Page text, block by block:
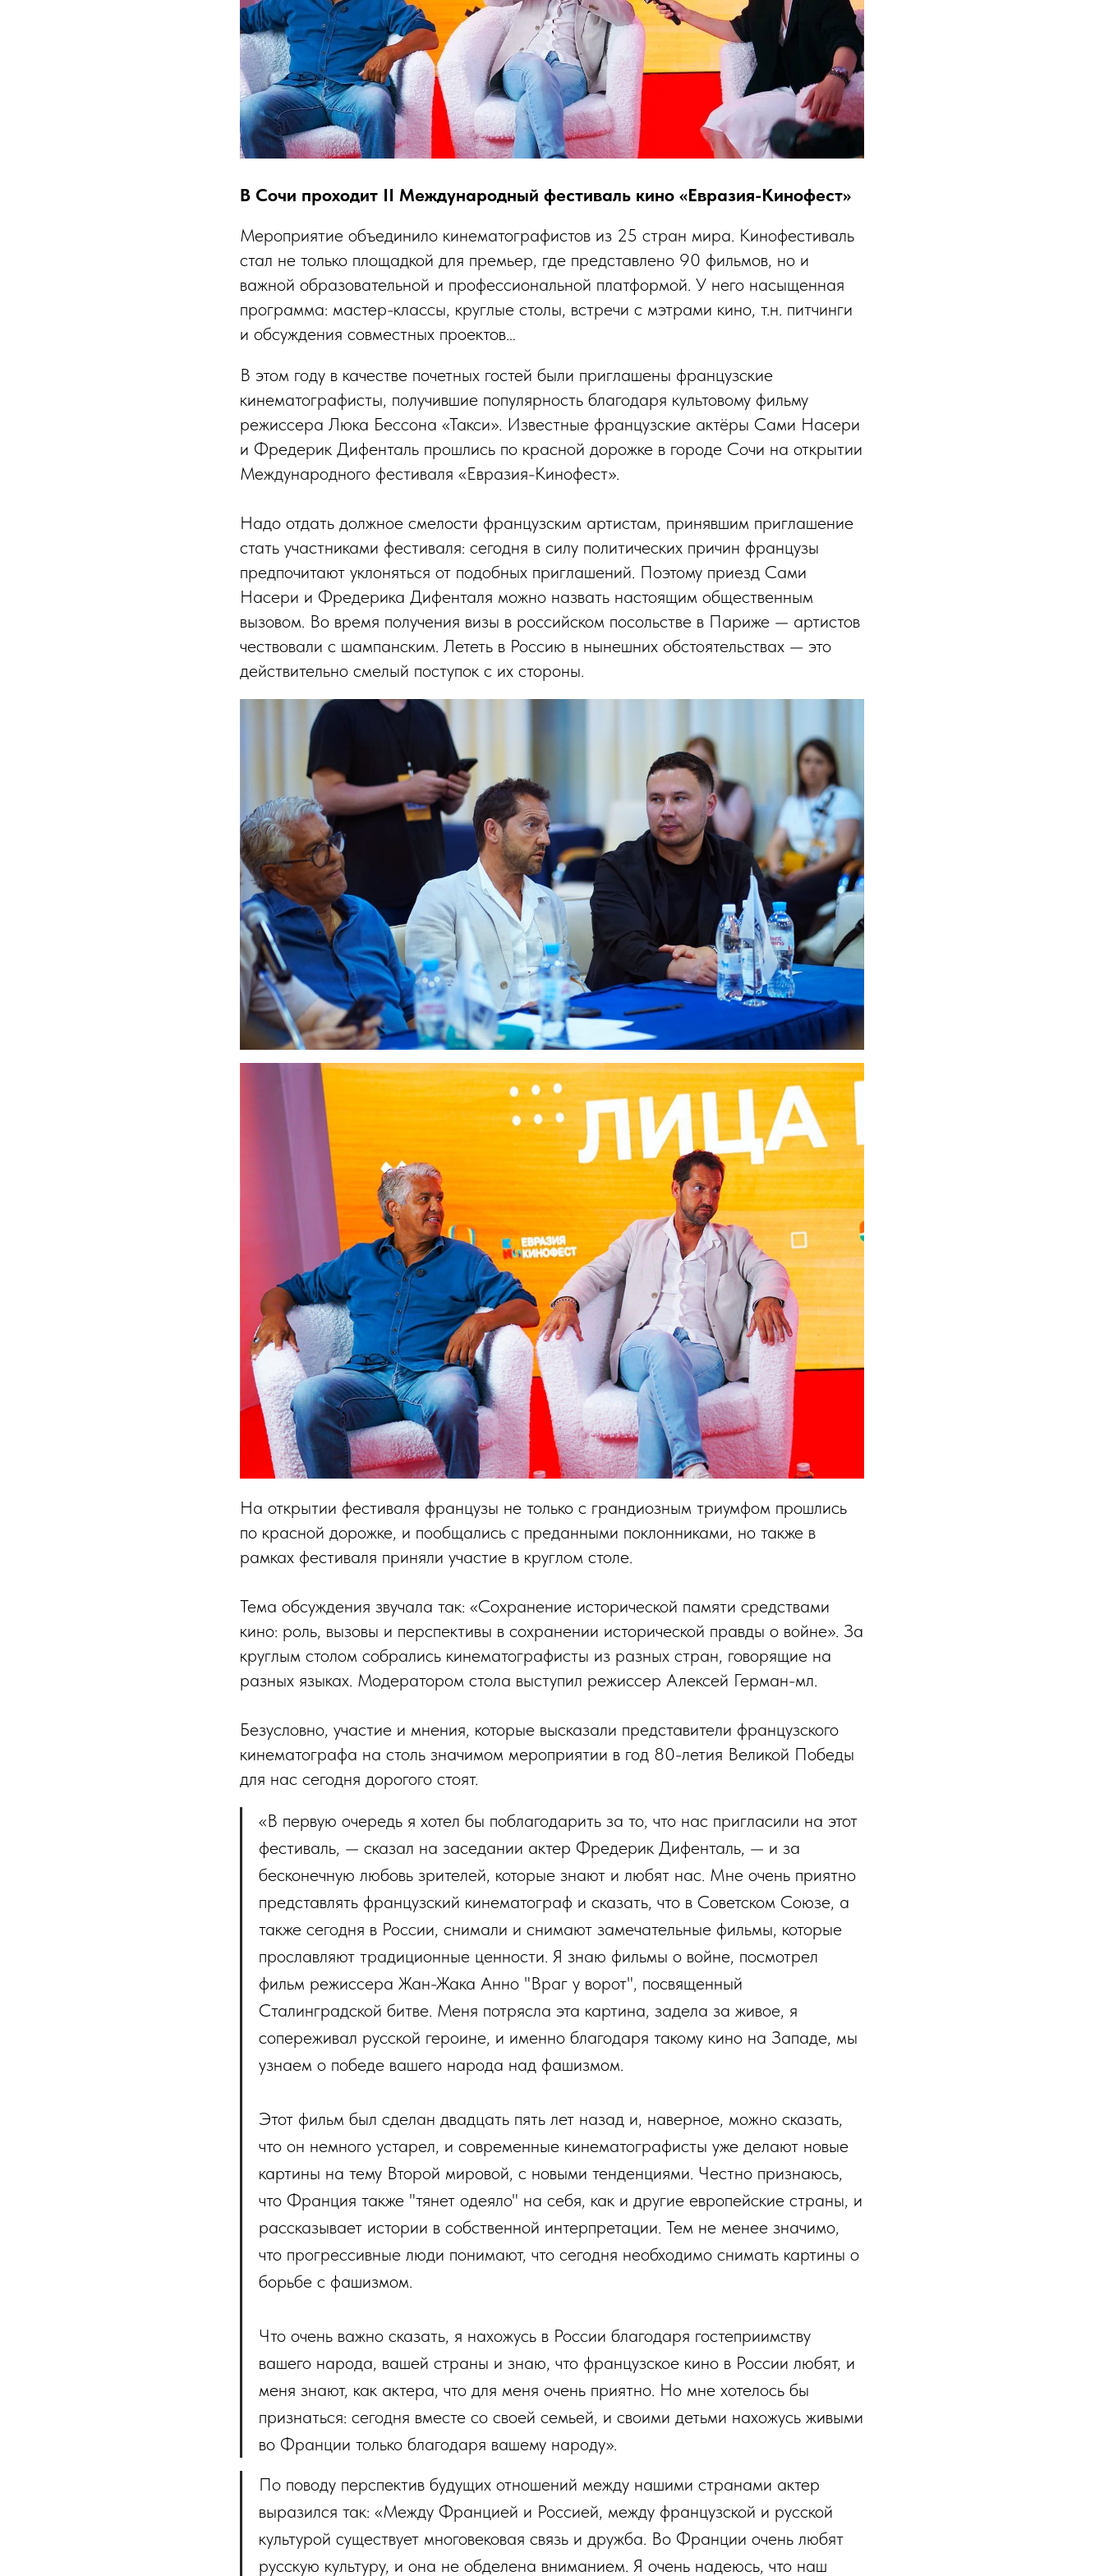
В Сочи проходит II Международный фестиваль кино «Евразия-Кинофест»
Мероприятие объединило кинематографистов из 25 стран мира. Кинофестиваль
стал не только площадкой для премьер, где представлено 90 фильмов, но и
важной образовательной и профессиональной платформой. У него насыщенная
программа: мастер-классы, круглые столы, встречи с мэтрами кино, т.н. питчинги
и обсуждения совместных проектов…
В этом году в качестве почетных гостей были приглашены французские
кинематографисты, получившие популярность благодаря культовому фильму
режиссера Люка Бессона «Такси». Известные французские актёры Сами Насери
и Фредерик Дифенталь прошлись по красной дорожке в городе Сочи на открытии
Международного фестиваля «Евразия-Кинофест».
Надо отдать должное смелости французским артистам, принявшим приглашение
стать участниками фестиваля: сегодня в силу политических причин французы
предпочитают уклоняться от подобных приглашений. Поэтому приезд Сами
Насери и Фредерика Дифенталя можно назвать настоящим общественным
вызовом. Во время получения визы в российском посольстве в Париже — артистов
чествовали с шампанским. Лететь в Россию в нынешних обстоятельствах — это
действительно смелый поступок с их стороны.
На открытии фестиваля французы не только с грандиозным триумфом прошлись
по красной дорожке, и пообщались с преданными поклонниками, но также в
рамках фестиваля приняли участие в круглом столе.
Тема обсуждения звучала так: «Сохранение исторической памяти средствами
кино: роль, вызовы и перспективы в сохранении исторической правды о войне». За
круглым столом собрались кинематографисты из разных стран, говорящие на
разных языках. Модератором стола выступил режиссер Алексей Герман-мл.
Безусловно, участие и мнения, которые высказали представители французского
кинематографа на столь значимом мероприятии в год 80-летия Великой Победы
для нас сегодня дорогого стоят.
«В первую очередь я хотел бы поблагодарить за то, что нас пригласили на этот
фестиваль, — сказал на заседании актер Фредерик Дифенталь, — и за
бесконечную любовь зрителей, которые знают и любят нас. Мне очень приятно
представлять французский кинематограф и сказать, что в Советском Союзе, а
также сегодня в России, снимали и снимают замечательные фильмы, которые
прославляют традиционные ценности. Я знаю фильмы о войне, посмотрел
фильм режиссера Жан-Жака Анно "Враг у ворот", посвященный
Сталинградской битве. Меня потрясла эта картина, задела за живое, я
сопереживал русской героине, и именно благодаря такому кино на Западе, мы
узнаем о победе вашего народа над фашизмом.
Этот фильм был сделан двадцать пять лет назад и, наверное, можно сказать,
что он немного устарел, и современные кинематографисты уже делают новые
картины на тему Второй мировой, с новыми тенденциями. Честно признаюсь,
что Франция также "тянет одеяло" на себя, как и другие европейские страны, и
рассказывает истории в собственной интерпретации. Тем не менее значимо,
что прогрессивные люди понимают, что сегодня необходимо снимать картины о
борьбе с фашизмом.
Что очень важно сказать, я нахожусь в России благодаря гостеприимству
вашего народа, вашей страны и знаю, что французское кино в России любят, и
меня знают, как актера, что для меня очень приятно. Но мне хотелось бы
признаться: сегодня вместе со своей семьей, и своими детьми нахожусь живыми
во Франции только благодаря вашему народу».
По поводу перспектив будущих отношений между нашими странами актер
выразился так: «Между Францией и Россией, между французской и русской
культурой существует многовековая связь и дружба. Во Франции очень любят
русскую культуру, и она не обделена вниманием. Я очень надеюсь, что наш